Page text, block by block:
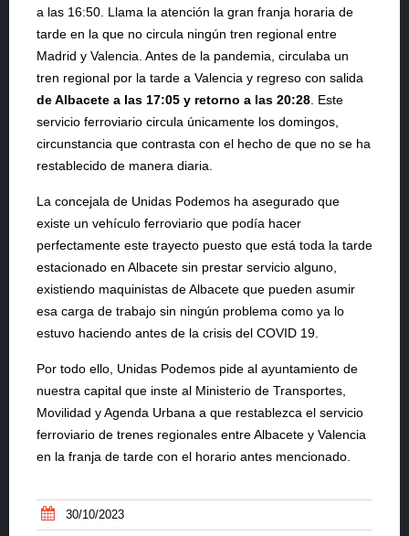
a las 16:50. Llama la atención la gran franja horaria de
tarde en la que no circula ningún tren regional entre
Madrid y Valencia. Antes de la pandemia, circulaba un
tren regional por la tarde a Valencia y regreso con salida
de Albacete a las 17:05 y retorno a las 20:28 . Este
servicio ferroviario circula únicamente los domingos,
circunstancia que contrasta con el hecho de que no se ha
restablecido de manera diaria.
La concejala de Unidas Podemos ha asegurado que
existe un vehículo ferroviario que podía hacer
perfectamente este trayecto puesto que está toda la tarde
estacionado en Albacete sin prestar servicio alguno,
existiendo maquinistas de Albacete que pueden asumir
esa carga de trabajo sin ningún problema como ya lo
estuvo haciendo antes de la crisis del COVID 19.
Por todo ello, Unidas Podemos pide al ayuntamiento de
nuestra capital que inste al Ministerio de Transportes,
Movilidad y Agenda Urbana a que restablezca el servicio
ferroviario de trenes regionales entre Albacete y Valencia
en la franja de tarde con el horario antes mencionado.
30/10/2023